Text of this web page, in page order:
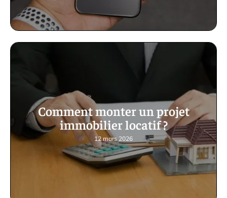
Comment monter un projet
immobilier locatif ?
12 mars 2026